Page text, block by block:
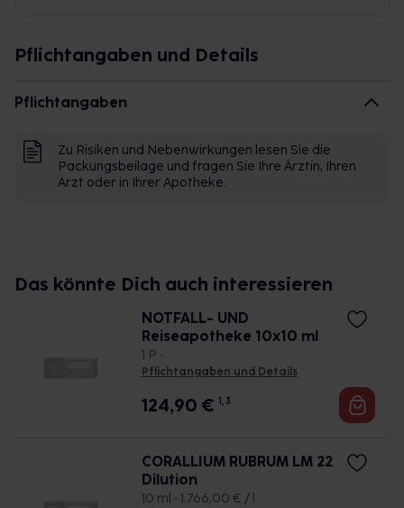
Pflichtangaben und Details
Pflichtangaben
Zu Risiken und Nebenwirkungen lesen Sie die
Packungsbeilage und fragen Sie Ihre Ärztin, Ihren
Arzt oder in Ihrer Apotheke.
Das könnte Dich auch interessieren
NOTFALL- UND
Reiseapotheke 10x10 ml
1 P •
Pflichtangaben und Details
124,90 € 1, 3
CORALLIUM RUBRUM LM 22
Dilution
10 ml • 1.766,00 € / l